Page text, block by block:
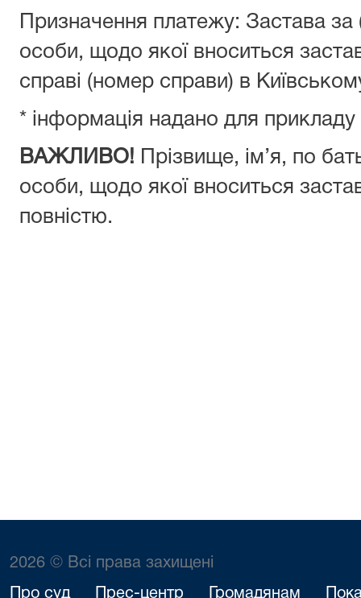
Призначення платежу: Застава за
особи, щодо якої вноситься
справі (номер справи) в
* інформація надано для прикладу
ВАЖЛИВО! Прізвище, ім’я, по
особи, щодо якої вноситься
повністю.
2026 © Всі права захищені
Про суд Прес-центр Громадянам